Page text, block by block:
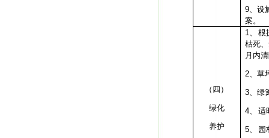
9、设
案。
（四）
绿化
养护
1、
根
枯死
月内
2、 草
3、 绿
4、 适
5、 园